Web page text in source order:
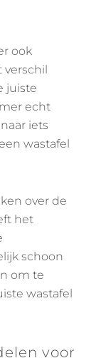
ook
verschil
juiste
echt
iets
wastafel
over de
het
schoon
om te
wastafel
voor